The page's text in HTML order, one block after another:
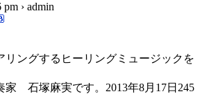
› admin
リングするヒーリングミュージックを
家 石塚麻実です。2013年8月17日245